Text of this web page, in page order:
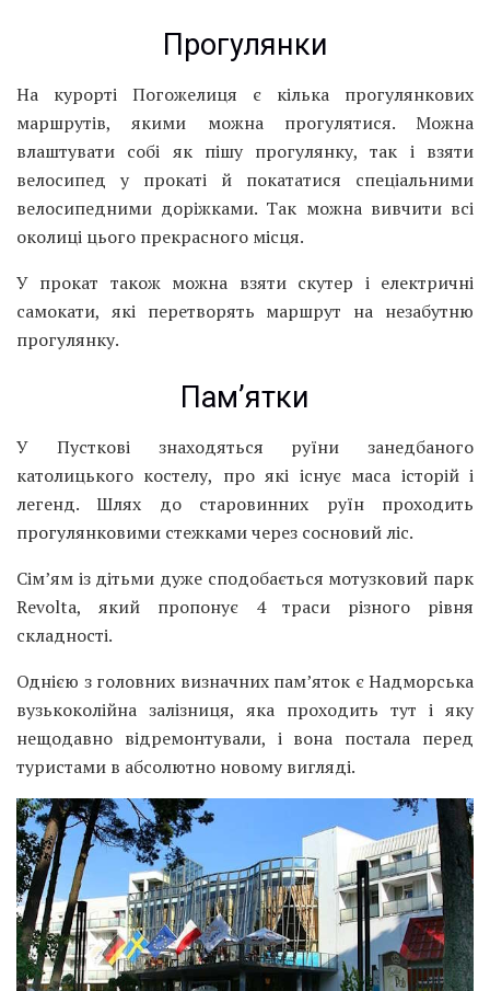
Прогулянки
На курорті Погожелиця є кілька прогулянкових
маршрутів, якими можна прогулятися. Можна
влаштувати собі як пішу прогулянку, так і взяти
велосипед у прокаті й покататися спеціальними
велосипедними доріжками. Так можна вивчити всі
околиці цього прекрасного місця.
У прокат також можна взяти скутер і електричні
самокати, які перетворять маршрут на незабутню
прогулянку.
Пам’ятки
У Пусткові знаходяться руїни занедбаного
католицького костелу, про які існує маса історій і
легенд. Шлях до старовинних руїн проходить
прогулянковими стежками через сосновий ліс.
Сім’ям із дітьми дуже сподобається мотузковий парк
Revolta, який пропонує 4 траси різного рівня
складності.
Однією з головних визначних пам’яток є Надморська
вузькоколійна залізниця, яка проходить тут і яку
нещодавно відремонтували, і вона постала перед
туристами в абсолютно новому вигляді.